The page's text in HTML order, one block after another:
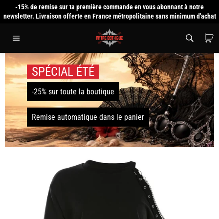
Passer
au
-15% de remise sur ta première commande en vous abonnant à notre
newsletter. Livraison offerte en France métropolitaine sans minimum d'achat
SPÉCIAL ÉTÉ
-25% sur toute la boutique
Remise automatique dans le panier